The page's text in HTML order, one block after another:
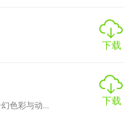
他玩家进行对战，体验
，玩家可以与朋友或AI
乐趣。
，与其他玩家交流心
下载
色彩与动...
下载